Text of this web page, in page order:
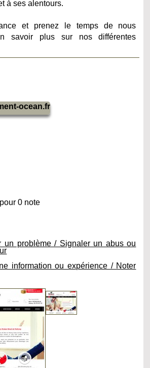
à ses alentours.
et prenez le temps de nous
savoir plus sur nos différentes
ocean.fr
0 note
un problème / Signaler un abus ou
information ou expérience / Noter